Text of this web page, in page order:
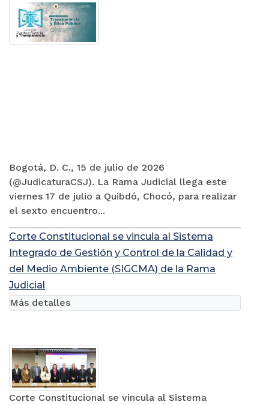
Bogotá, D. C., 15 de julio de 2026
(@JudicaturaCSJ). La Rama Judicial llega este
viernes 17 de julio a Quibdó, Chocó, para realizar
el sexto encuentro...
Corte Constitucional se vincula al Sistema
Integrado de Gestión y Control de la Calidad y
del Medio Ambiente (SIGCMA) de la Rama
Judicial
Corte Constitucional se vincula al Sistema
Más detalles